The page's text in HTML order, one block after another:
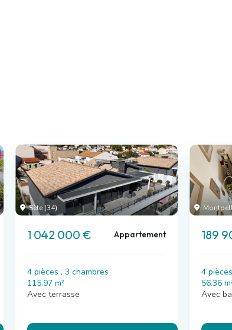
Sète (34)
1 042 000 € Appartement
4 pièces , 3 chambres
115.97 m²
Avec terrasse
189
4
56.36
Avec